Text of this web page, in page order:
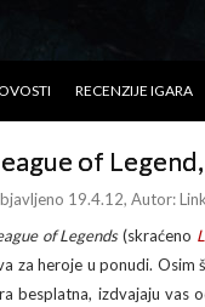
RECENZIJE IGARA
of
19.4.12, Autor:
of Legends(skraćeno
za heroje u ponudi. Osim
besplatna, izdvajaju vas